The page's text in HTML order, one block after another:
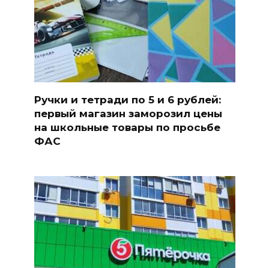
Ручки и тетради по 5 и 6 рублей:
первый магазин заморозил цены
на школьные товары по просьбе
ФАС